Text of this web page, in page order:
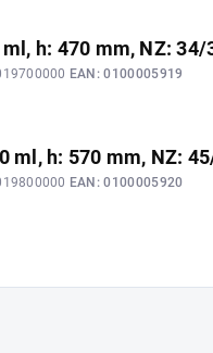
h: 470 mm, NZ: 34/
EAN: 0100005919
ml, h: 570 mm, NZ:
EAN: 0100005920